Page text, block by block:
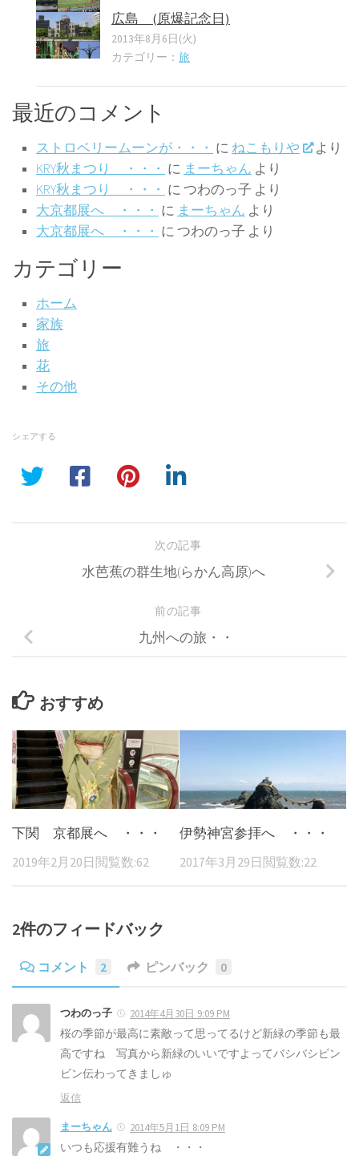
広島 (原爆記念日)
2013年8月6日(火)
カテゴリー： 旅
最近のコメント
ストロベリームーンが・・・ に ねこもりや
より
KRY秋まつり ・・・ に まーちゃん より
KRY秋まつり ・・・ に つわのっ子 より
大京都展へ ・・・ に まーちゃん より
大京都展へ ・・・ に つわのっ子 より
カテゴリー
ホーム
家族
旅
花
その他
シェアする
次の記事
水芭蕉の群生地(らかん高原)へ
前の記事
九州への旅・・
おすすめ
下関 京都展へ ・・・
2019年2月20日 閲覧数:62
伊勢神宮参拝へ ・・・
2017年3月29日 閲覧数:22
2件のフィードバック
コメント 2 ピンバック 0
つわのっ子 2014年4月30日 9:09 PM
桜の季節が最高に素敵って思ってるけど新緑の季節も最
高ですね 写真から新緑のいいですよってバシバシビン
ビン伝わってきましゅ
返信
まーちゃん 2014年5月1日 8:09 PM
いつも応援有難うね ・・・